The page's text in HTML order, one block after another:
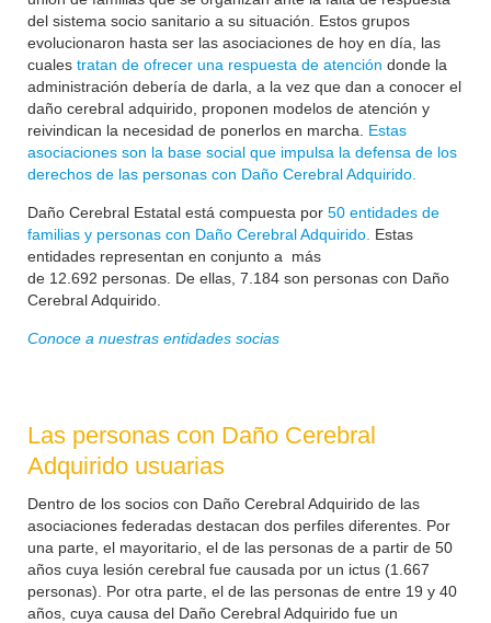
del sistema socio sanitario a su situación. Estos grupos
evolucionaron hasta ser las asociaciones de hoy en día, las
cuales tratan de ofrecer una respuesta de atención donde la
administración debería de darla, a la vez que dan a conocer el
daño cerebral adquirido, proponen modelos de atención y
reivindican la necesidad de ponerlos en marcha. Estas
asociaciones son la base social que impulsa la defensa de los
derechos de las personas con Daño Cerebral Adquirido.
Daño Cerebral Estatal está compuesta por 50 entidades de
familias y personas con Daño Cerebral Adquirido. Estas
entidades representan en conjunto a más
de 12.692 personas. De ellas, 7.184 son personas con Daño
Cerebral Adquirido.
Conoce a nuestras entidades socias
Las personas con Daño Cerebral
Adquirido usuarias
Dentro de los socios con Daño Cerebral Adquirido de las
asociaciones federadas destacan dos perfiles diferentes. Por
una parte, el mayoritario, el de las personas de a partir de 50
años cuya lesión cerebral fue causada por un ictus (1.667
personas). Por otra parte, el de las personas de entre 19 y 40
años, cuya causa del Daño Cerebral Adquirido fue un